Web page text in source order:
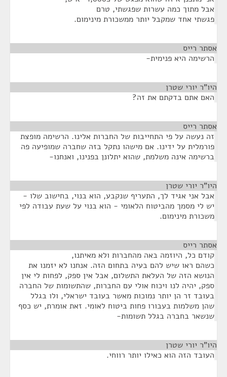
אבל מתוך כמה עשרות שפגשתי, טרם
פגשתי אחד שמקבל יותר ממשכורת מינימום.
אסתר רייס
הרשימה היא פנימית-
היו"ר יורי שטרן
האם אתם בדקתם את זה?
אסתר רייס
זה נעשה על פי התחייבות של החברות אלינו. הרשימה מופצת
פורמלית על ידינו. אם מישהו נתקל בזה שחברה שמופיעה פה
ברשימה אינה משלמת, שהוא יתלונן בפנינו, ואנחנו-
היו"ר יורי שטרן
אבל אני אגיד לך, התעריף שנקבע, הוא בנוי, בחישוב שלו -
יש לי מסמך מהביטוח הלאומי - הוא בנוי על שעת עבודה לפי
משכורת מינימום.
אסתר רייס
קודם כל, היוזמה באה מהחברות ולא מאיתנו,
כשהם ראו שיש להם בעיה בתחום הזה. אנחנו לא יזמנו את
הנושא הזה של העלאת התשלום, אבל אין ספק, לפחות לי אין
ספק, יהיה לנו ויכוח אולי עם החברות, שהתשומות של החברה
בעובד זר הן יותר נמוכות מאשר בעובד ישראלי, ולו בגלל
שהן משלמות בעבורו פחות ביטוח לאומי. זאת אומרת, יש כסף
שנשאר בחברה בגלל תשומות-
היו"ר יורי שטרן
העובד הזה הוא כאילו יותר רווחי.